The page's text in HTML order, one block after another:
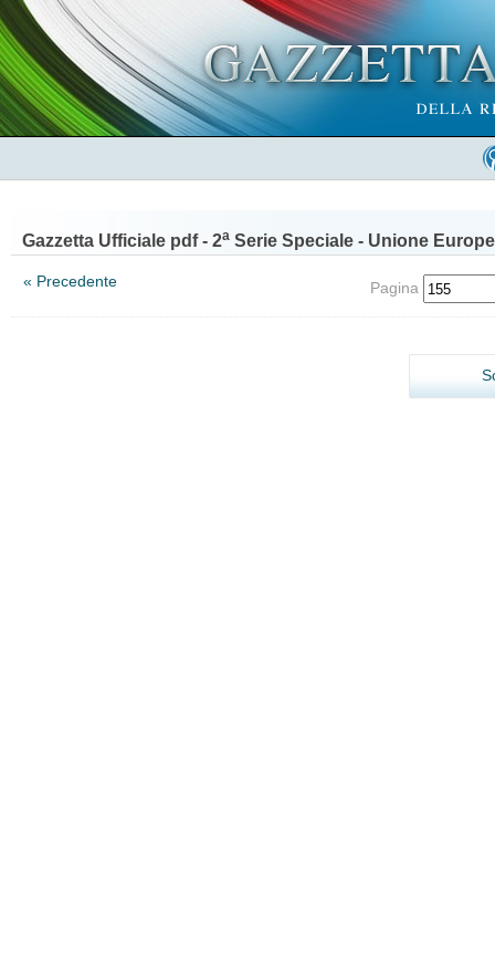
Gazzetta Ufficiale pdf - 2a Serie Speciale - Unione
« Precedente Pagina